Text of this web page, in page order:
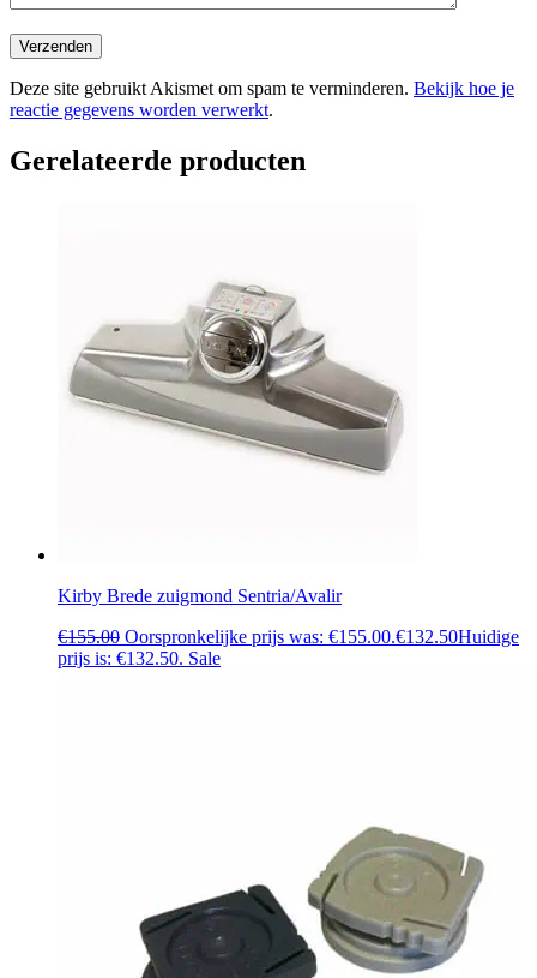
Deze site gebruikt Akismet om spam te verminderen. Bekijk hoe je
reactie gegevens worden verwerkt.
Gerelateerde producten
Kirby Brede zuigmond Sentria/Avalir
€155.00 Oorspronkelijke prijs was: €155.00.€132.50Huidige
prijs is: €132.50. Sale